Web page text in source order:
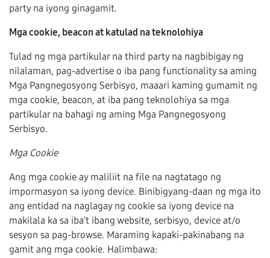
party na iyong ginagamit.
Mga cookie, beacon at katulad na teknolohiya
Tulad ng mga partikular na third party na nagbibigay ng
nilalaman, pag-advertise o iba pang functionality sa aming
Mga Pangnegosyong Serbisyo, maaari kaming gumamit ng
mga cookie, beacon, at iba pang teknolohiya sa mga
partikular na bahagi ng aming Mga Pangnegosyong
Serbisyo.
Mga Cookie
Ang mga cookie ay maliliit na file na nagtatago ng
impormasyon sa iyong device. Binibigyang-daan ng mga ito
ang entidad na naglagay ng cookie sa iyong device na
makilala ka sa iba’t ibang website, serbisyo, device at/o
sesyon sa pag-browse. Maraming kapaki-pakinabang na
gamit ang mga cookie. Halimbawa: